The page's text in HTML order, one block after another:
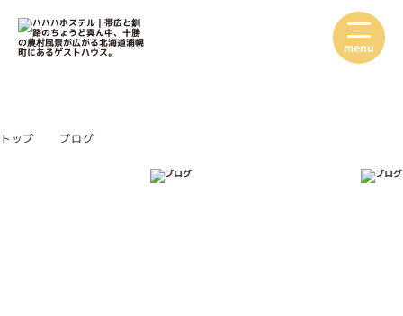
menu
トップ ブログ